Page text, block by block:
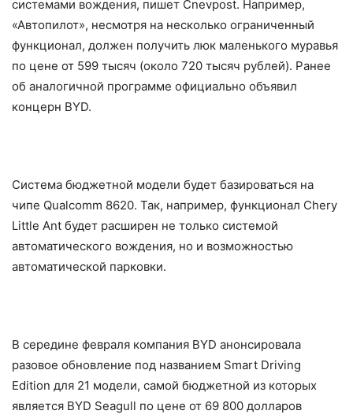
системами вождения, пишет Cnevpost. Например,
«Автопилот», несмотря на несколько ограниченный
функционал, должен получить люк маленького муравья
по цене от 599 тысяч (около 720 тысяч рублей). Ранее
об аналогичной программе официально объявил
концерн BYD.
Система бюджетной модели будет базироваться на
чипе Qualcomm 8620. Так, например, функционал Chery
Little Ant будет расширен не только системой
автоматического вождения, но и возможностью
автоматической парковки.
В середине февраля компания BYD анонсировала
разовое обновление под названием Smart Driving
Edition для 21 модели, самой бюджетной из которых
является BYD Seagull по цене от 69 800 долларов